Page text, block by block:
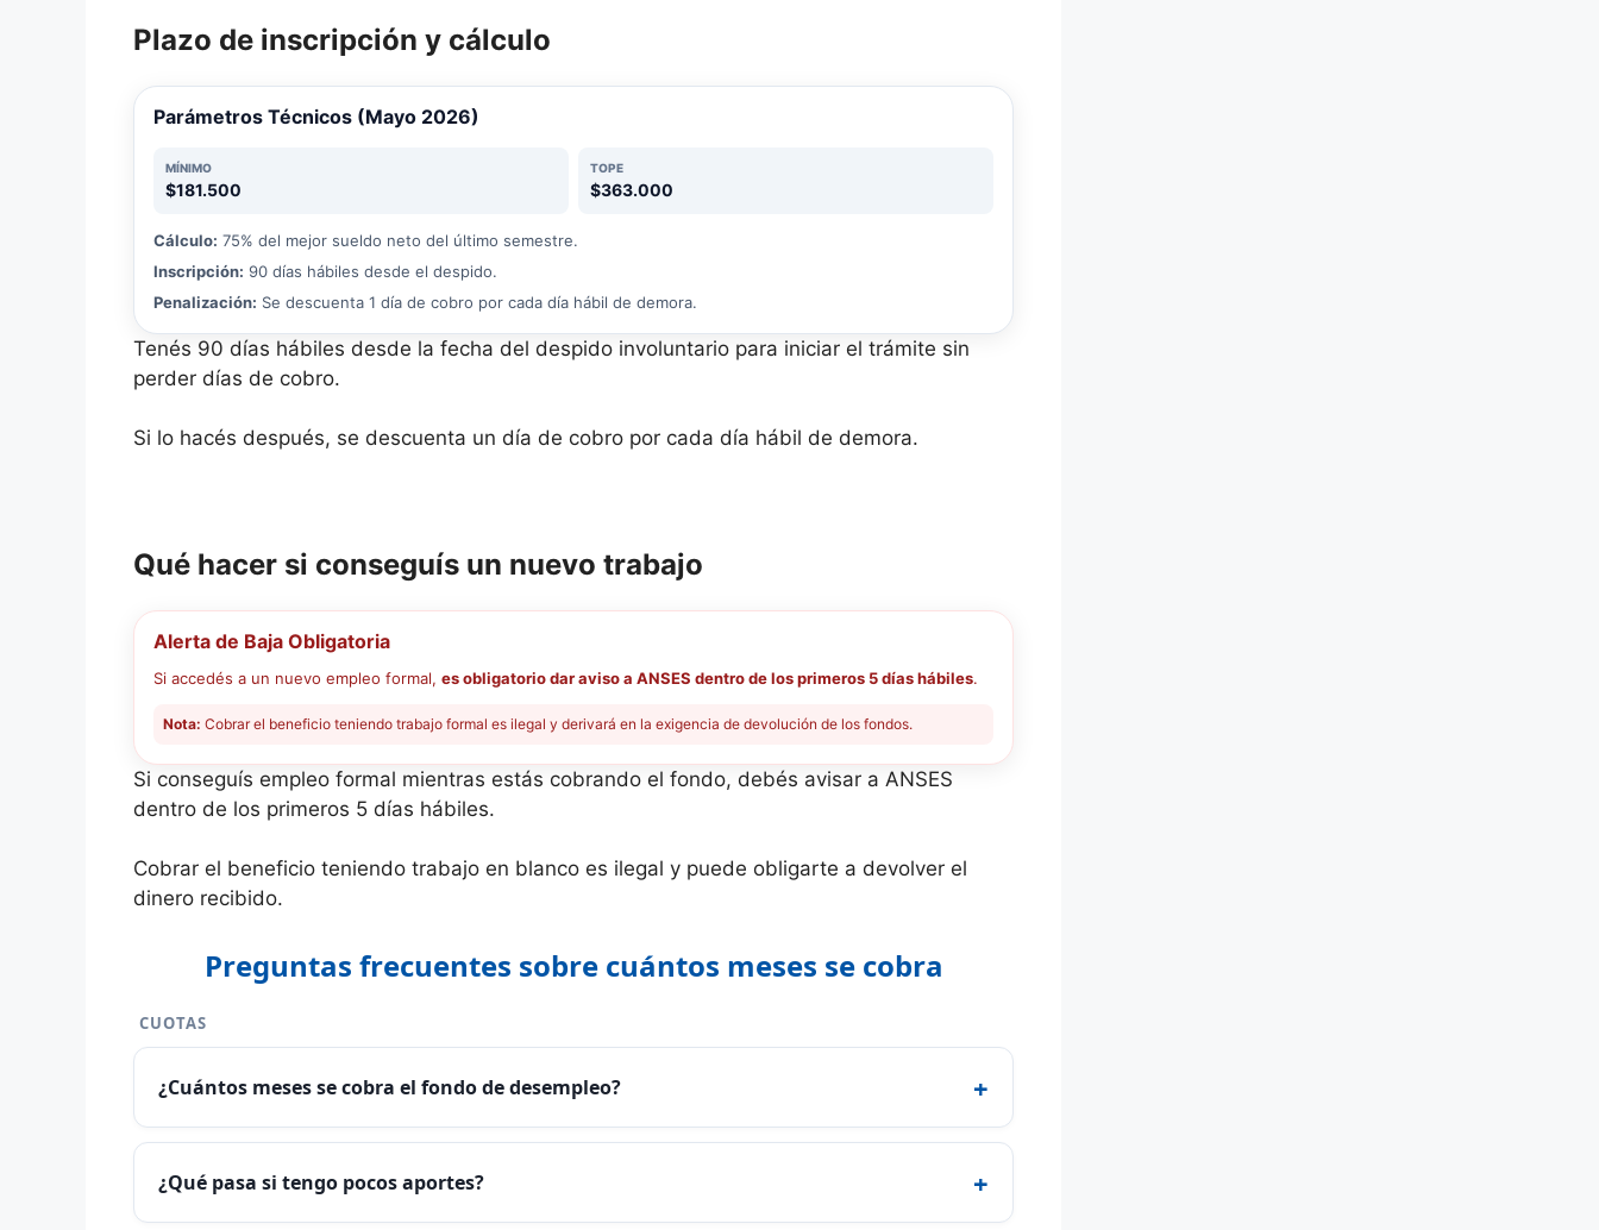
Plazo de inscripción y cálculo
Parámetros Técnicos (Mayo 2026)
MÍNIMO
$181.500
TOPE
$363.000
Cálculo: 75% del mejor sueldo neto del último semestre.
Inscripción: 90 días hábiles desde el despido.
Penalización: Se descuenta 1 día de cobro por cada día hábil de demora.
Tenés 90 días hábiles desde la fecha del despido involuntario para iniciar el trámite sin
perder días de cobro.
Si lo hacés después, se descuenta un día de cobro por cada día hábil de demora.
Qué hacer si conseguís un nuevo trabajo
Alerta de Baja Obligatoria
Si accedés a un nuevo empleo formal, es obligatorio dar aviso a ANSES dentro de los primeros 5 días hábiles.
Nota: Cobrar el beneficio teniendo trabajo formal es ilegal y derivará en la exigencia de devolución de los fondos.
Si conseguís empleo formal mientras estás cobrando el fondo, debés avisar a ANSES
dentro de los primeros 5 días hábiles.
Cobrar el beneficio teniendo trabajo en blanco es ilegal y puede obligarte a devolver el
dinero recibido.
Preguntas frecuentes sobre cuántos meses se cobra
CUOTAS
¿Cuántos meses se cobra el fondo de desempleo? +
¿Qué pasa si tengo pocos aportes? +